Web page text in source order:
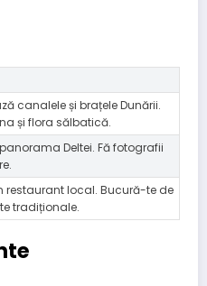
canalele și brațele Dunării.
și flora sălbatică.
Deltei. Fă fotografii
restaurant local. Bucură-te de
tradiționale.